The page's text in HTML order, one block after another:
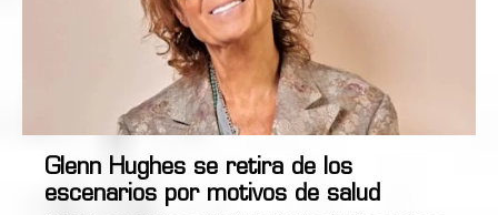
Glenn Hughes se retira de los
escenarios por motivos de salud